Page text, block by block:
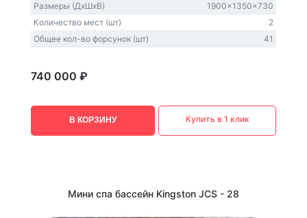
Размеры (ДxШxВ)
1900x1350x730
Количество мест (шт)
2
Общее кол-во форсунок (шт)
41
740 000 ₽
В КОРЗИНУ Купить в 1 клик
Мини спа бассейн Kingston JCS - 28